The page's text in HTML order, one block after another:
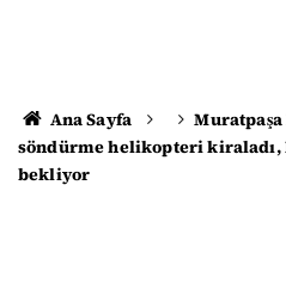
Ana Sayfa
söndürme helikopteri kiraladı,
bekliyor